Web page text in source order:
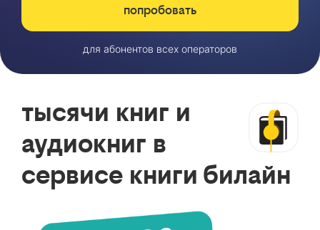
попробовать
для абонентов всех операторов
тысячи книг и
аудиокниг в
сервисе книги билайн